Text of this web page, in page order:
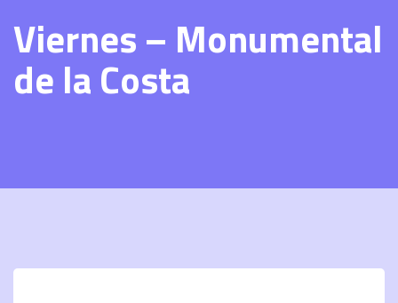
Viernes – Monumental
de la Costa